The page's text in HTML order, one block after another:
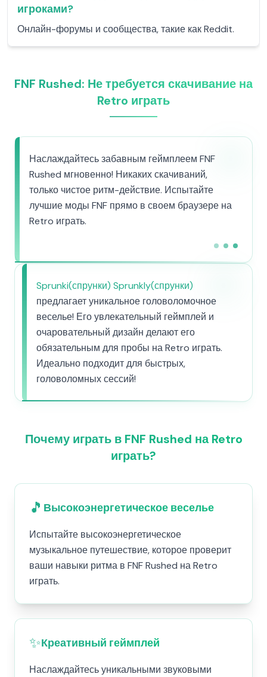
игроками?
Онлайн-форумы и сообщества, такие как Reddit.
FNF Rushed: Не требуется скачивание на
Retro играть
Наслаждайтесь забавным геймплеем FNF
Rushed мгновенно! Никаких скачиваний,
только чистое ритм-действие. Испытайте
лучшие моды FNF прямо в своем браузере на
Retro играть.
Sprunki(спрунки) Sprunkly(спрунки)
предлагает уникальное головоломочное
веселье! Его увлекательный геймплей и
очаровательный дизайн делают его
обязательным для пробы на Retro играть.
Идеально подходит для быстрых,
головоломных сессий!
Почему играть в FNF Rushed на Retro
играть?
🎵 Высокоэнергетическое веселье
Испытайте высокоэнергетическое
музыкальное путешествие, которое проверит
ваши навыки ритма в FNF Rushed на Retro
играть.
✨Креативный геймплей
Наслаждайтесь уникальными звуковыми